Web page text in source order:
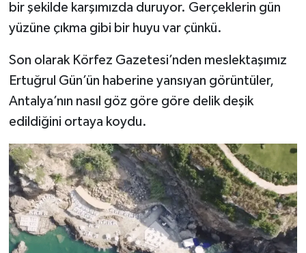
bir şekilde karşımızda duruyor. Gerçeklerin gün
yüzüne çıkma gibi bir huyu var çünkü.
Son olarak Körfez Gazetesi’nden meslektaşımız
Ertuğrul Gün’ün haberine yansıyan görüntüler,
Antalya’nın nasıl göz göre göre delik deşik
edildiğini ortaya koydu.